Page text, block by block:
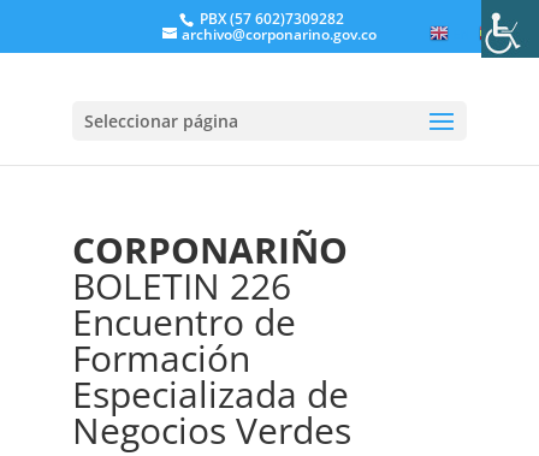
PBX (57 602)7309282
archivo@corponarino.gov.co
Seleccionar página
CORPONARIÑO
BOLETIN 226
Encuentro de
Formación
Especializada de
Negocios Verdes
ES